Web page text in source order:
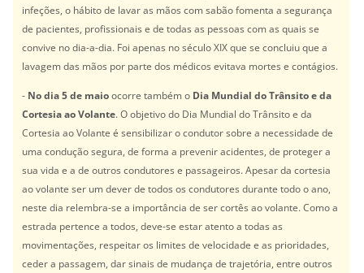
infeções, o hábito de lavar as mãos com sabão fomenta a segurança
de pacientes, profissionais e de todas as pessoas com as quais se
convive no dia-a-dia. Foi apenas no século XIX que se concluiu que a
lavagem das mãos por parte dos médicos evitava mortes e contágios.
- No dia 5 de maioocorre também o Dia Mundial do Trânsito e da
Cortesia ao Volante. O objetivo do Dia Mundial do Trânsito e da
Cortesia ao Volante é sensibilizar o condutor sobre a necessidade de
uma condução segura, de forma a prevenir acidentes, de proteger a
sua vida e a de outros condutores e passageiros. Apesar da cortesia
ao volante ser um dever de todos os condutores durante todo o ano,
neste dia relembra-se a importância de ser cortês ao volante. Como a
estrada pertence a todos, deve-se estar atento a todas as
movimentações, respeitar os limites de velocidade e as prioridades,
ceder a passagem, dar sinais de mudança de trajetória, entre outros